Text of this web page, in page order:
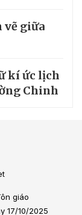
vẽ giữa
kí ức lịch
Chinh
giáo
17/10/2025